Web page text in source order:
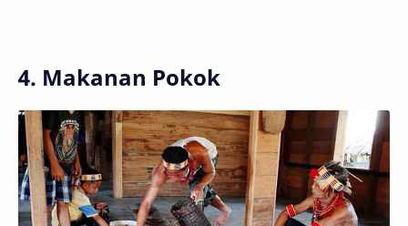
4. Makanan Pokok